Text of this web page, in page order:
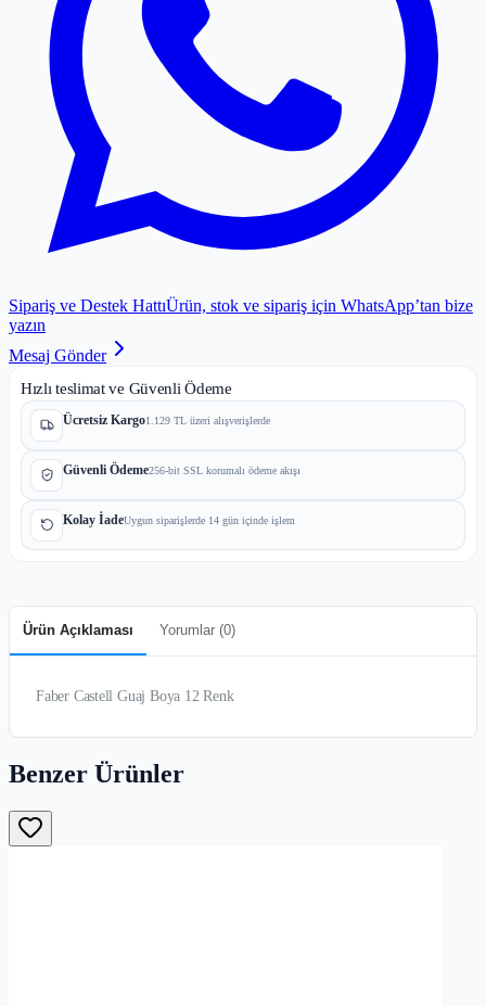
Sipariş ve Destek HattıÜrün, stok ve sipariş için WhatsApp’tan bize
yazın
Mesaj Gönder
Hızlı teslimat ve Güvenli Ödeme
Ücretsiz Kargo1.129 TL üzeri alışverişlerde
Güvenli Ödeme256-bit SSL korumalı ödeme akışı
Kolay İadeUygun siparişlerde 14 gün içinde işlem
Ürün Açıklaması Yorumlar (0)
Faber Castell Guaj Boya 12 Renk
Benzer Ürünler